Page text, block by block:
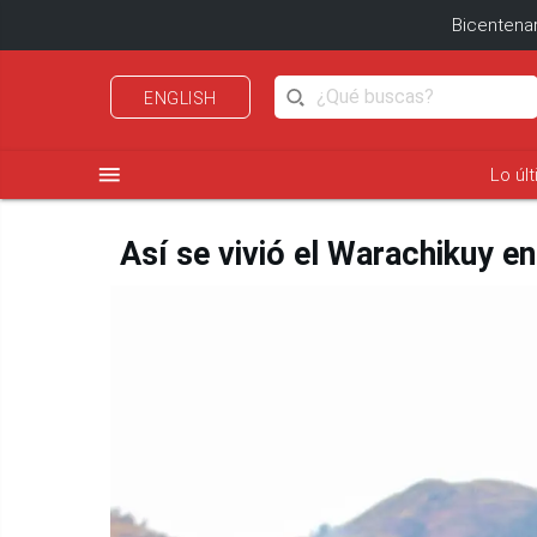
ENGLISH
menu Lo
Así se vivió el Warachikuy